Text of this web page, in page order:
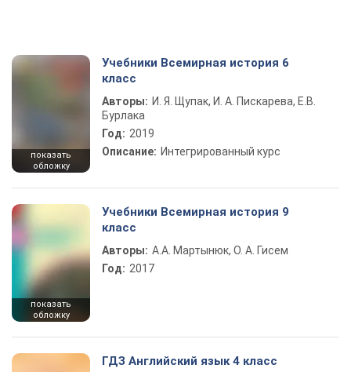
показать
обложку
Учебники Всемирная история 6
класс
Авторы: И. Я. Щупак, И. А. Пискарева, Е.В.
Бурлака
Год: 2019
Описание: Интегрированный курс
показать
обложку
Учебники Всемирная история 9
класс
Авторы: А.А. Мартынюк, О. А. Гисем
Год: 2017
ГДЗ Английский язык 4 класс